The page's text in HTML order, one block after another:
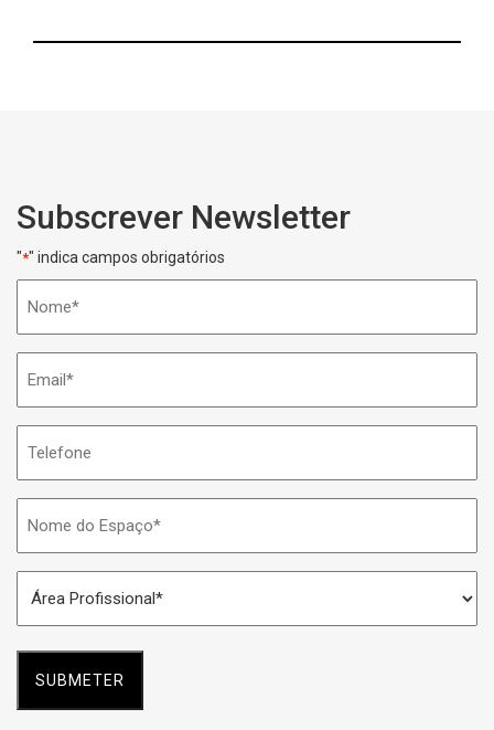
Subscrever Newsletter
"*" indica campos obrigatórios
do
Espaço
Profissional
*